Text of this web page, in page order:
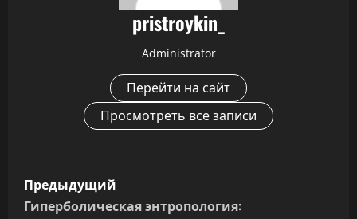
pristroykin_
Administrator
Перейти на сайт
Просмотреть все записи
Н
а
Предыдущий
Гиперболическая энтропология: